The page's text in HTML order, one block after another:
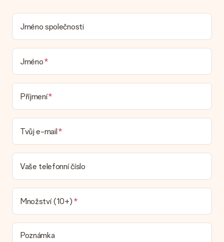
komu za toto krásné překvapení poděkovat.
Je můj dárek zabalený?
V současné době nemáme (ještě) službu dárkového balení,
která by zabalila váš dárek. Dárky dodáváme ve slavnostním
balení. To znamená, že váš dar je připraven být doručen nebo
Dodací lhůta, možnosti dodání a náklady na
doručení
Mohu si vybrat datum dodání?
Není možné zvolit konkrétní datum dodání.
Jaká je dodací lhůta a kdy dostávám dárek?
Dodací lhůtu naleznete na stránce produktu. Můžete věřit, že
náš dopravce vám dodá váš dárek.
Jaké možnosti doručení si mohu vybrat?
V současné době není možné zvolit možnost doručení. Dárek,
který chcete objednat, je buď odeslán jako balíček nebo jako
doručování poštovní schránky. Chcete vědět, na kterou
možnost spadá vaše objednávka? Kontaktujte prosím náš
zákaznický servis.
Jméno společnosti
Jméno
Příjmení
Tvůj e-mail
Vaše telefonní číslo
Množství (10+)
Poznámka